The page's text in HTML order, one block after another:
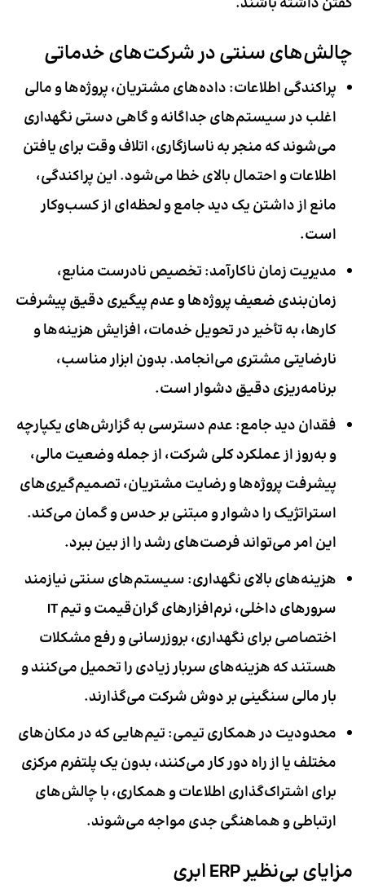
چالش‌های سنتی در شرکت‌های خدماتی
پراکندگی اطلاعات:داده‌های مشتریان، پروژه‌ها و مالی
اغلب در سیستم‌های جداگانه و گاهی دستی نگهداری
می‌شوند که منجر به ناسازگاری، اتلاف وقت برای یافتن
اطلاعات و احتمال بالای خطا می‌شود. این پراکندگی،
مانع از داشتن یک دید جامع و لحظه‌ای از کسب‌وکار
است.
مدیریت زمان ناکارآمد:تخصیص نادرست منابع،
زمان‌بندی ضعیف پروژه‌ها و عدم پیگیری دقیق پیشرفت
کارها، به تأخیر در تحویل خدمات، افزایش هزینه‌ها و
نارضایتی مشتری می‌انجامد. بدون ابزار مناسب،
برنامه‌ریزی دقیق دشوار است.
فقدان دید جامع:عدم دسترسی به گزارش‌های یکپارچه
و به‌روز از عملکرد کلی شرکت، از جمله وضعیت مالی،
پیشرفت پروژه‌ها و رضایت مشتریان، تصمیم‌گیری‌های
استراتژیک را دشوار و مبتنی بر حدس و گمان می‌کند.
این امر می‌تواند فرصت‌های رشد را از بین ببرد.
هزینه‌های بالای نگهداری:سیستم‌های سنتی نیازمند
سرورهای داخلی، نرم‌افزارهای گران‌قیمت و تیم IT
اختصاصی برای نگهداری، بروزرسانی و رفع مشکلات
هستند که هزینه‌های سربار زیادی را تحمیل می‌کنند و
بار مالی سنگینی بر دوش شرکت می‌گذارند.
محدودیت در همکاری تیمی:تیم‌هایی که در مکان‌های
مختلف یا از راه دور کار می‌کنند، بدون یک پلتفرم مرکزی
برای اشتراک‌گذاری اطلاعات و همکاری، با چالش‌های
ارتباطی و هماهنگی جدی مواجه می‌شوند.
مزایای بی‌نظیر ERP ابری